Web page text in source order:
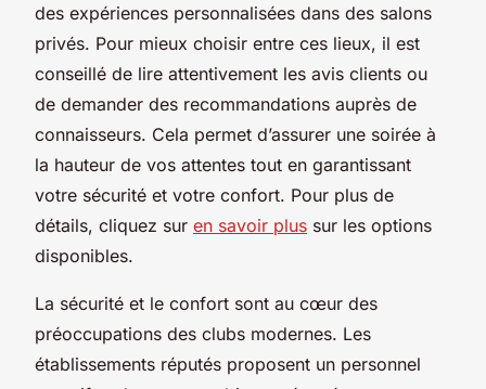
des expériences personnalisées dans des salons
privés. Pour mieux choisir entre ces lieux, il est
conseillé de lire attentivement les avis clients ou
de demander des recommandations auprès de
connaisseurs. Cela permet d’assurer une soirée à
la hauteur de vos attentes tout en garantissant
votre sécurité et votre confort. Pour plus de
détails, cliquez sur en savoir plus sur les options
disponibles.
La sécurité et le confort sont au cœur des
préoccupations des clubs modernes. Les
établissements réputés proposent un personnel